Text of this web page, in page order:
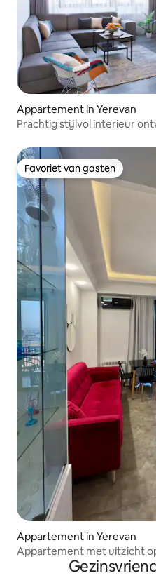
Appartement in Yerevan
Prachtig stijlvol interieur
Favoriet van gasten
Favoriet van gasten
Appartement in Yerevan
Appartement met uitzicht
centrum van Jerevan